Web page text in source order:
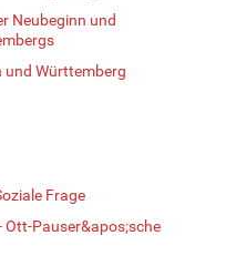
Neubeginn und
und Württemberg
Frage
Ott-Pauser&apos;sche